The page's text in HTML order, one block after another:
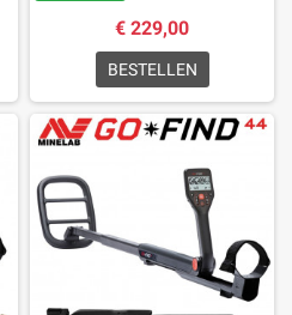
€ 229,00
BESTELLEN